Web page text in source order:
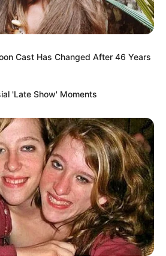
Δολάριο ΗΠΑ
2022, 19:13
Cast Has Changed After 46 Years
'Late Show' Moments